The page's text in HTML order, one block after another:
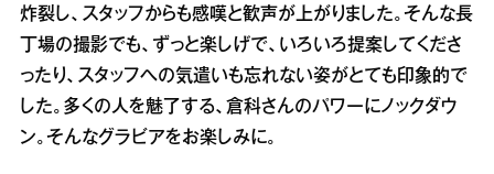
炸裂し、スタッフからも感嘆と歓声が上がりました。そんな長
丁場の撮影でも、ずっと楽しげで、いろいろ提案してくださ
ったり、スタッフへの気遣いも忘れない姿がとても印象的で
した。多くの人を魅了する、倉科さんのパワーにノックダウ
ン。そんなグラビアをお楽しみに。